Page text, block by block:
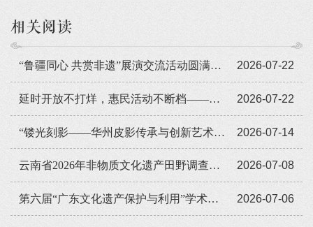
相关阅读
2026-07-22
“鲁疆同心 共赏非遗”展演交流活动圆满闭幕
2026-07-22
延时开放不打烊，惠民活动不断档——广东省非遗馆暑期人气旺
2026-07-14
“镂光刻影——华州皮影传承与创新艺术展览”全国巡展走进遵义
2026-07-08
云南省2026年非物质文化遗产田野调查培训班举办
2026-07-06
第六届“广东文化遗产保护与利用”学术座谈会在穗举办